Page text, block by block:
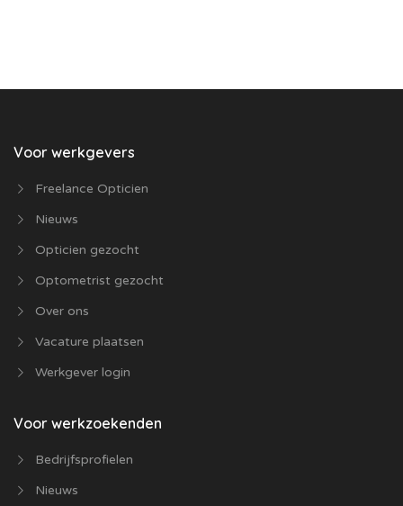
Voor werkgevers
Freelance Opticien
Nieuws
Opticien gezocht
Optometrist gezocht
Over ons
Vacature plaatsen
Werkgever login
Voor werkzoekenden
Bedrijfsprofielen
Nieuws